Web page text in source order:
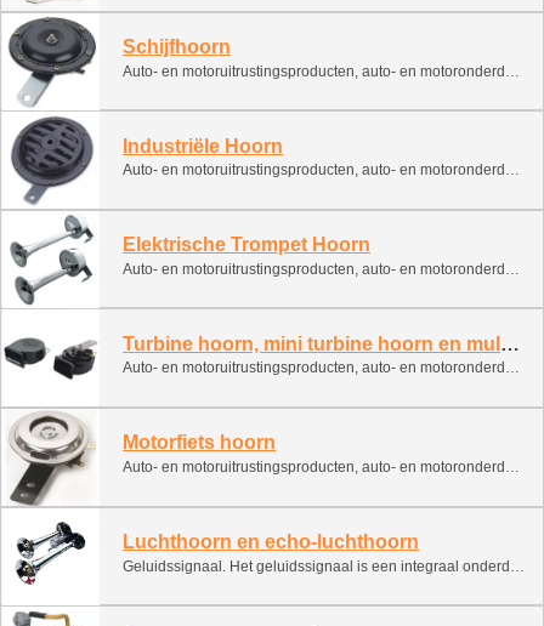
Schijfhoorn
Industriële Hoorn
Auto- en motoruitrustingsproducten, auto- en motoronderdelen, autosignaal
Elektrische Trompet Hoorn
Auto- en motoruitrustingsproducten, auto- en motoronderdelen, autosignaal
Turbine hoorn, mini turbine hoorn en multi-geluidshoorn
Auto- en motoruitrustingsproducten, auto- en motoronderdelen, autosignaal
Motorfiets hoorn
Auto- en motoruitrustingsproducten, auto- en motoronderdelen, autosignaal
Luchthoorn en echo-luchthoorn